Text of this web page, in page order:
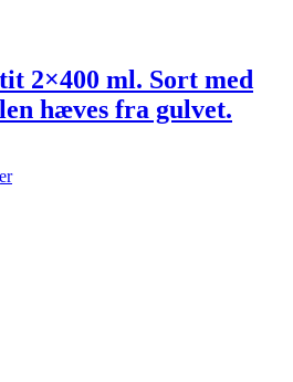
2×400 ml. Sort med
hæves fra gulvet.